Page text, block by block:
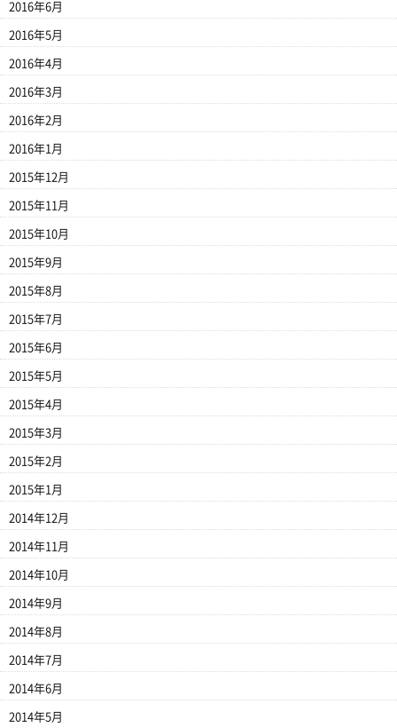
2016年6月
2016年5月
2016年4月
2016年3月
2016年2月
2016年1月
2015年12月
2015年11月
2015年10月
2015年9月
2015年8月
2015年7月
2015年6月
2015年5月
2015年4月
2015年3月
2015年2月
2015年1月
2014年12月
2014年11月
2014年10月
2014年9月
2014年8月
2014年7月
2014年6月
2014年5月